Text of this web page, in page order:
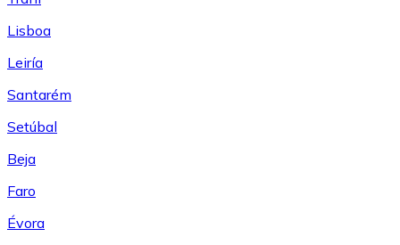
Lisboa
Leiría
Santarém
Setúbal
Beja
Faro
Évora